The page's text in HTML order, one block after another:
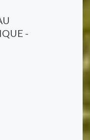
-